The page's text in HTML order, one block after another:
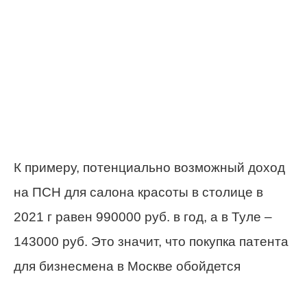
К примеру, потенциально возможный доход
на ПСН для салона красоты в столице в
2021 г равен 990000 руб. в год, а в Туле –
143000 руб. Это значит, что покупка патента
для бизнесмена в Москве обойдется